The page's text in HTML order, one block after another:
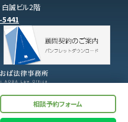
誠ビル2階
5441
相談予約フォーム